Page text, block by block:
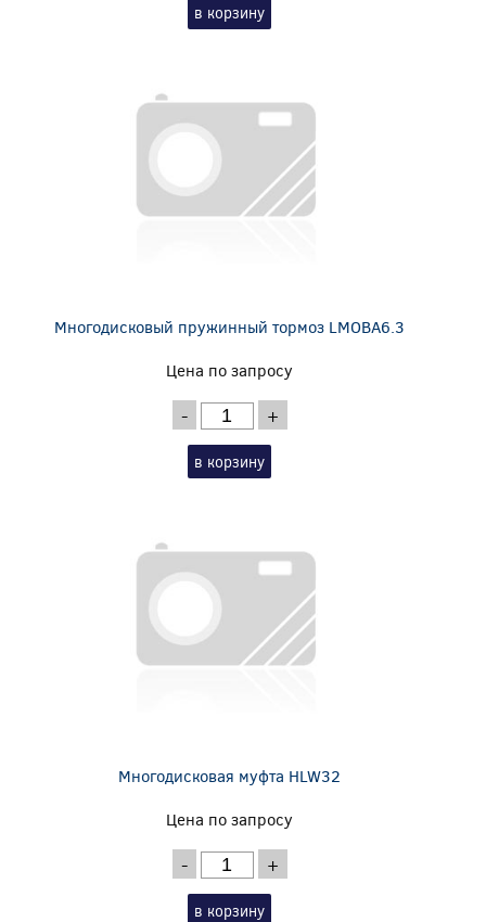
в корзину
Многодисковый пружинный тормоз LMOBA6.3
Цена по запросу
- +
в корзину
Многодисковая муфта HLW32
Цена по запросу
- +
в корзину